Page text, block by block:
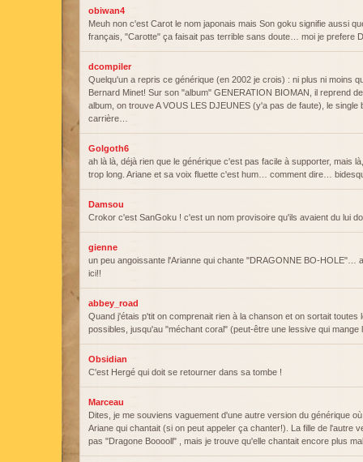
obiwan4
Meuh non c'est Carot le nom japonais mais Son goku signifie aussi
français, "Carotte" ça faisait pas terrible sans doute… moi je prefere
dcompiler
Quelqu'un a repris ce générique (en 2002 je crois) : ni plus ni moins
Bernard Minet! Sur son "album" GENERATION BIOMAN, il reprend
album, on trouve A VOUS LES DJEUNES (y'a pas de faute), le
carrière…
Golgoth6
ah là là, déjà rien que le générique c'est pas facile à supporter, mais
trop long. Ariane et sa voix fluette c'est hum… comment dire…
Damsou
Crokor c'est SanGoku ! c'est un nom provisoire qu'ils avaient du lui
gienne
un peu angoissante l'Arianne qui chante "DRAGONNE BO-HOLE"…
ici!!
abbey_road
Quand j'étais p'tit on comprenait rien à la chanson et on sortait toutes
possibles, jusqu'au "méchant coral" (peut-être une lessive qui
Obsidian
C'est Hergé qui doit se retourner dans sa tombe !
Marceau
Dites, je me souviens vaguement d'une autre version du générique
Ariane qui chantait (si on peut appeler ça chanter!). La fille de l'autre
pas "Dragone Booooll" , mais je trouve qu'elle chantait encore plus